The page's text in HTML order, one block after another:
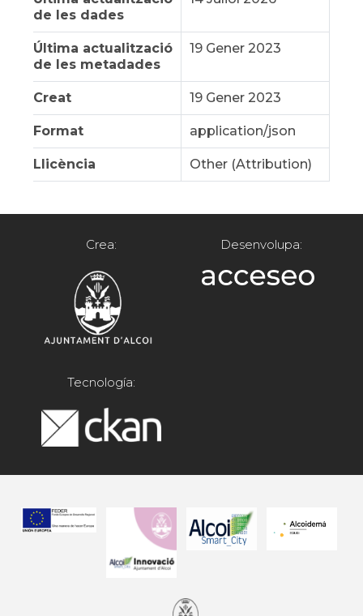
de les dades
Última actualització
de les metadades
19 Gener 2023
Creat 19 Gener 2023
Format application/json
Llicència Other (Attribution)
Crea: Desenvolupa:
Tecnología: